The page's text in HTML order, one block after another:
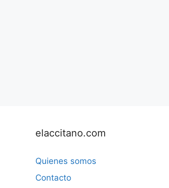
elaccitano.com
Quienes somos
Contacto